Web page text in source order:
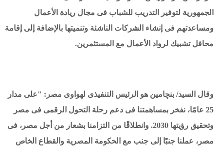
الجمهورية لتوفير التدريب للشباب فى مجال ريادة الأعمال
ومساعدتهم فى إنشاء الشركات الناشئة وتنميتها بالإضافة إلى إقامة
محافل تشبيك لرواد الأعمال مع المستثمرين.
وقال السيد/ بنچامين هو الرئيس التنفيذى لهواوى مصر: "على مدار
25 عامًا، نفخر بمساهمتنا فى دعم رحلة التحول الرقمى فى مصر
وتحقيق رؤيتها 2030. وانطلاقًا من التزامنا بشعار من أجل مصر، فى
مصر، عملنا جنبًا إلى جنب مع الحكومة المصرية والقطاع الخاص